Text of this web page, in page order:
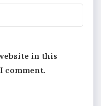
in this
comment.